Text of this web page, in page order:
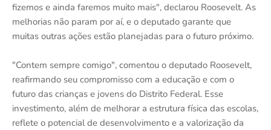
fizemos e ainda faremos muito mais", declarou Roosevelt. As
melhorias não param por aí, e o deputado garante que
muitas outras ações estão planejadas para o futuro próximo.
"Contem sempre comigo", comentou o deputado Roosevelt,
reafirmando seu compromisso com a educação e com o
futuro das crianças e jovens do Distrito Federal. Esse
investimento, além de melhorar a estrutura física das escolas,
reflete o potencial de desenvolvimento e a valorização da